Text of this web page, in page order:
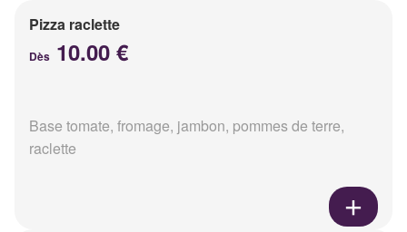
Pizza raclette
Dès 10.00 €
Base tomate, fromage, jambon, pommes de terre,
raclette